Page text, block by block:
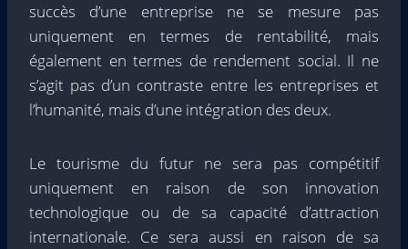
succès d’une entreprise ne se mesure pas
uniquement en termes de rentabilité, mais
également en termes de rendement social. Il ne
s’agit pas d’un contraste entre les entreprises et
l’humanité, mais d’une intégration des deux.
Le tourisme du futur ne sera pas compétitif
uniquement en raison de son innovation
technologique ou de sa capacité d’attraction
internationale. Ce sera aussi en raison de sa